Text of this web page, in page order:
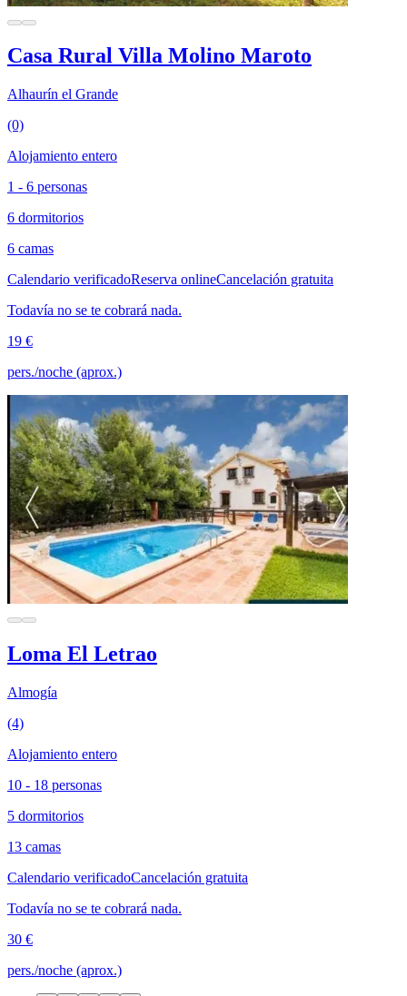
Casa Rural Villa Molino Maroto
Alhaurín el Grande
(0)
Alojamiento entero
1 - 6 personas
6 dormitorios
6 camas
Calendario verificadoReserva onlineCancelación gratuita
Todavía no se te cobrará nada.
19 €
pers./noche (aprox.)
Loma El Letrao
Almogía
(4)
Alojamiento entero
10 - 18 personas
5 dormitorios
13 camas
Calendario verificadoCancelación gratuita
Todavía no se te cobrará nada.
30 €
pers./noche (aprox.)